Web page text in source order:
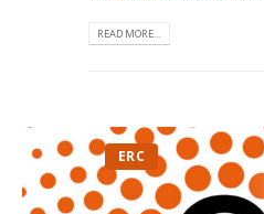
READ MORE...
ERC